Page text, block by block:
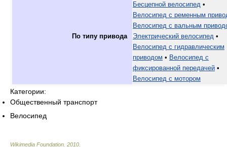
По типу привода
Бесцепной велосипед •
Велосипед с ременным
Велосипед с вальным
Электрический велосипед •
Велосипед с гидравлическим
приводом • Велосипед с
фиксированной передачей •
Велосипед с мотором
Категории:
Общественный транспорт
Велосипед
Wikimedia Foundation 2010